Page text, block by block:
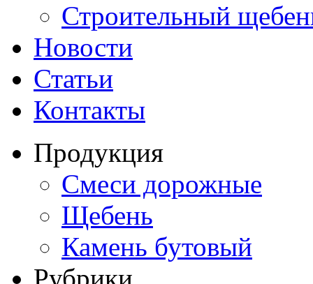
Строительный
Новости
Статьи
Контакты
Продукция
Смеси дорожные
Щебень
Камень бутовый